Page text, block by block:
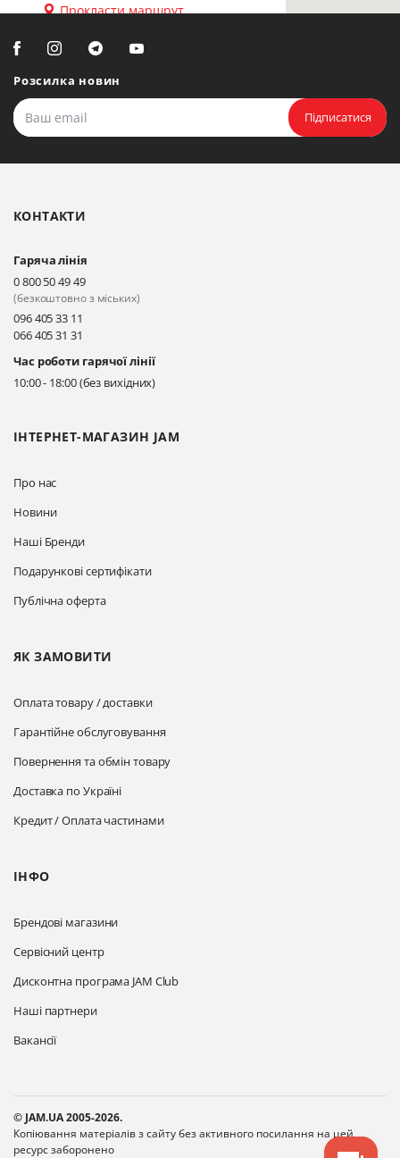
Прокласти маршрут
Біла Церква, вул. Ярослава
Мудрого, 20, офіс 108
Прокласти маршрут
Київ, вул. Драгоманова 31-д
Прокласти маршрут
Київ, вул. Драгоманова 31-д
Прокласти маршрут
Розсилка новин
Підписатися
ІНТЕРНЕТ-МАГАЗИН JAM
Про нас
Новини
Наші Бренди
Подарункові сертифікати
Публічна оферта
ЯК ЗАМОВИТИ
Оплата товару / доставки
Гарантійне обслуговування
Повернення та обмін товару
Доставка по Україні
Кредит / Оплата частинами
ІНФО
Брендові магазини
Сервісний центр
Дисконтна програма JAM Club
Наші партнери
Вакансії
КОНТАКТИ
Гаряча лінія
0 800 50 49 49
(безкоштовно з міських)
096 405 33 11
066 405 31 31
Час роботи гарячої лінії
10:00 - 18:00 (без вихідних)
© JAM.UA 2005-2026.
Копіювання матеріалів з сайту без активного посилання на цей
ресурс заборонено